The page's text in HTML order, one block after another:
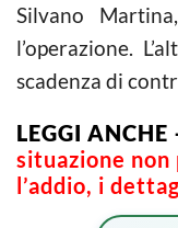
Silvano
l’operazione.
scadenza di
LEGGI ANCHE
situazione
l’addio, i